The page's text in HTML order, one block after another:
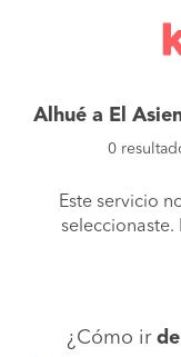
Alhué a El
0
Este servicio
seleccionaste.
¿Cómo ir